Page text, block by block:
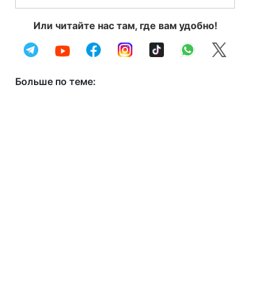
Или читайте нас там, где вам удобно!
Больше по теме: